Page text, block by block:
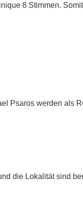
8 Stimmen.
Psaros werden als
die Lokalität sind